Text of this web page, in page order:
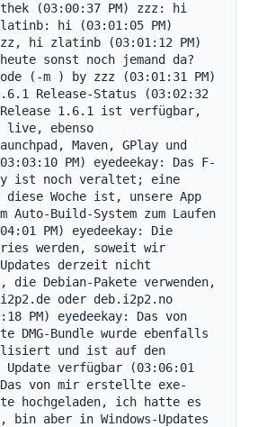
(03:00:37 PM) zzz: hi
hi (03:01:05 PM)
hi zlatinb (03:01:12 PM)
sonst noch jemand da?
(-m ) by zzz (03:01:31 PM)
Release-Status (03:02:32
Release 1.6.1 ist verfügbar,
ebenso
Maven, GPlay und
PM) eyedeekay: Das F-
ist noch veraltet; eine
diese Woche ist, unsere App
Auto-Build-System zum Laufen
PM) eyedeekay: Die
werden, soweit wir
derzeit nicht
Debian-Pakete verwenden,
oder deb.i2p2.no
PM) eyedeekay: Das von
Bundle wurde ebenfalls
und ist auf den
verfügbar (03:06:01
Das von mir erstellte exe-
hochgeladen, ich hatte es
bin aber in Windows-Updates